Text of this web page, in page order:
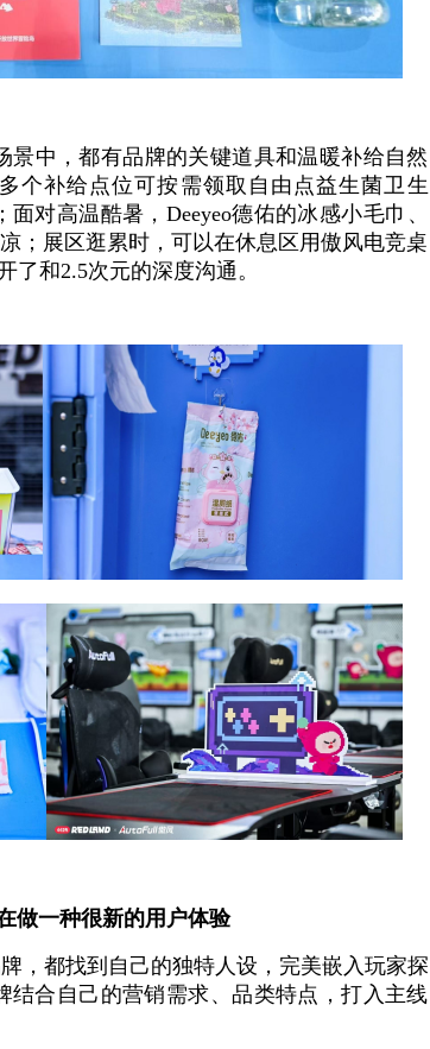
景中，都有品牌的关键道具和温暖补给自然
个补给点位可按需领取自由点益生菌卫生
对高温酷暑，Deeyeo德佑的冰感小毛巾、
；展区逛累时，可以在休息区用傲风电竞桌
和2.5次元的深度沟通。
做一种很新的用户体验
，都找到自己的独特人设，完美嵌入玩家探
结合自己的营销需求、品类特点，打入主线